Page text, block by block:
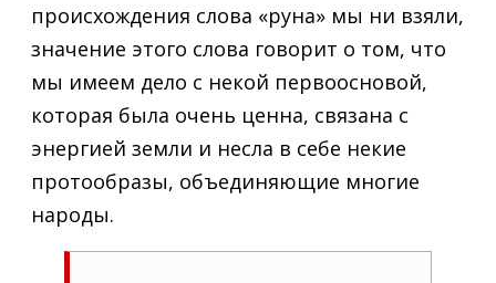
происхождения слова «руна» мы ни взяли,
значение этого слова говорит о том, что
мы имеем дело с некой первоосновой,
которая была очень ценна, связана с
энергией земли и несла в себе некие
протообразы, объединяющие многие
народы.